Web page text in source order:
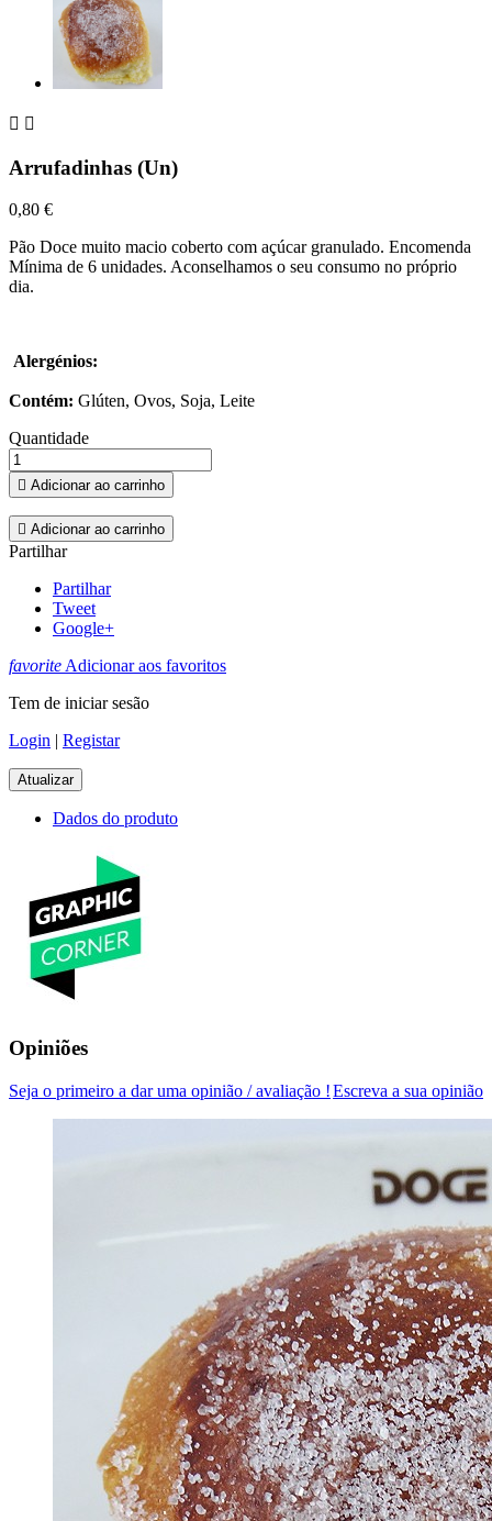
 
Arrufadinhas (Un)
0,80 €
Pão Doce muito macio coberto com açúcar granulado. Encomenda
Mínima de 6 unidades. Aconselhamos o seu consumo no próprio
dia.
Alergénios:
Contém: Glúten, Ovos, Soja, Leite
Quantidade
 Adicionar ao carrinho
 Adicionar ao carrinho
Partilhar
Partilhar
Tweet
Google+
favoriteAdicionar aos favoritos
Tem de iniciar sesão
Login | Registar
Dados do produto
Opiniões
Escreva a sua opinião
Seja o primeiro a dar uma opinião / avaliação !